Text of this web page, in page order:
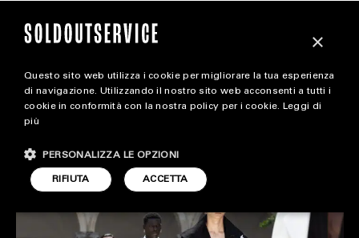
magazine
STYLE
FOOTWEAR
ACCESSORIES
FEDERICA NASTRI X
SOLDOUTSERVICE
×
Questo sito web utilizza i cookie per migliorare la tua esperienza
di navigazione. Utilizzando il nostro sito web acconsenti a tutti i
cookie in conformità con la nostra policy per i cookie. Leggi di
più
ACCETTA
RIFIUTA
PERSONALIZZA LE OPZIONI